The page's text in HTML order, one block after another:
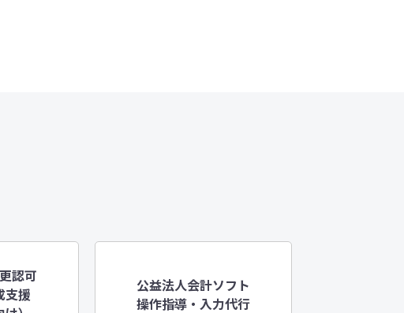
認可
支援
公益法人会計ソフト
操作指導・入力代行